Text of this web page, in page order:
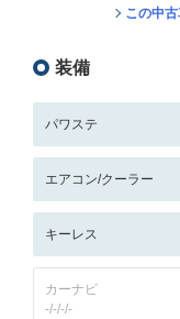
この中
装備
パワステ
エアコン/クーラー
キーレス
カーナビ
-/-/-/-